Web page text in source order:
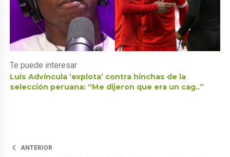
Te puede interesar
Luis Advíncula ‘explota’ contra hinchas de la
selección peruana: “Me dijeron que era un cag..”
ANTERIOR